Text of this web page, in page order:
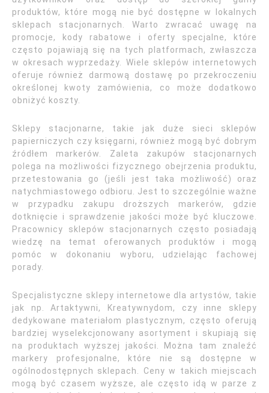
produktów, które mogą nie być dostępne w lokalnych
sklepach stacjonarnych. Warto zwracać uwagę na
promocje, kody rabatowe i oferty specjalne, które
często pojawiają się na tych platformach, zwłaszcza
w okresach wyprzedaży. Wiele sklepów internetowych
oferuje również darmową dostawę po przekroczeniu
określonej kwoty zamówienia, co może dodatkowo
obniżyć koszty.
Sklepy stacjonarne, takie jak duże sieci sklepów
papierniczych czy księgarni, również mogą być dobrym
źródłem markerów. Zaleta zakupów stacjonarnych
polega na możliwości fizycznego obejrzenia produktu,
przetestowania go (jeśli jest taka możliwość) oraz
natychmiastowego odbioru. Jest to szczególnie ważne
w przypadku zakupu droższych markerów, gdzie
dotknięcie i sprawdzenie jakości może być kluczowe.
Pracownicy sklepów stacjonarnych często posiadają
wiedzę na temat oferowanych produktów i mogą
pomóc w dokonaniu wyboru, udzielając fachowej
porady.
Specjalistyczne sklepy internetowe dla artystów, takie
jak np. Artaktywni, Kreatywnydom, czy inne sklepy
dedykowane materiałom plastycznym, często oferują
bardziej wyselekcjonowany asortyment i skupiają się
na produktach wyższej jakości. Można tam znaleźć
markery profesjonalne, które nie są dostępne w
ogólnodostępnych sklepach. Ceny w takich miejscach
mogą być czasem wyższe, ale często idą w parze z